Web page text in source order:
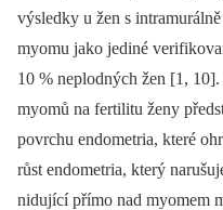
výsledky u žen s
myomu jako jediné
10 % neplodných žen [1,
myomů na fertilitu ženy
povrchu endometria, které
růst endometria, který
nidující přímo nad myomem